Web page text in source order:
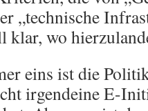
„technische
klar, wo
eins ist die
irgendeine E-